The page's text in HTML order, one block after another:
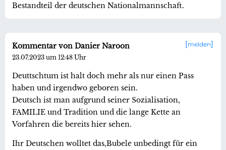
Bestandteil der deutschen Nationalmannschaft.
melden
Kommentar von Danier Naroon
23.07.2023 um 12:48 Uhr
Deuttschtum ist halt doch mehr als nur einen Pass
haben und irgendwo geboren sein.
Deutsch ist man aufgrund seiner Sozialisation,
FAMILIE und Tradition und die lange Kette an
Vorfahren die bereits hier sehen.
Ihr Deutschen wolltet das,Bubele unbedingt für ein